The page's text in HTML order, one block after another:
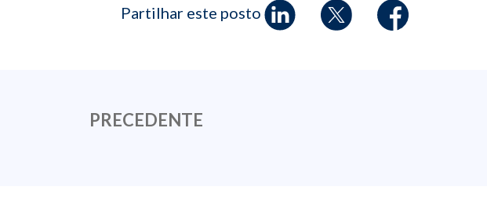
Partilhar este posto
PRECEDENTE